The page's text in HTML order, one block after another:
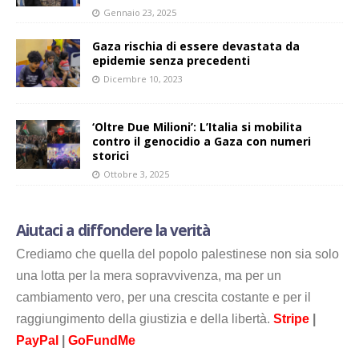
Gennaio 23, 2025
Gaza rischia di essere devastata da
epidemie senza precedenti
Dicembre 10, 2023
‘Oltre Due Milioni’: L’Italia si mobilita
contro il genocidio a Gaza con numeri
storici
Ottobre 3, 2025
Aiutaci a diffondere la verità
Crediamo che quella del popolo palestinese non sia solo
una lotta per la mera sopravvivenza, ma per un
cambiamento vero, per una crescita costante e per il
raggiungimento della giustizia e della libertà. Stripe
PayPal
GoFundMe